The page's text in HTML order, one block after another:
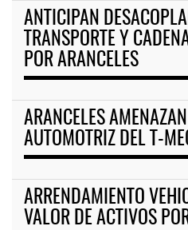
ANTICIPAN
TRANSPORTE Y
POR ARANCELES
ARANCELES
AUTOMOTRIZ DEL T-
ARRENDAMIENTO
VALOR DE ACTIVOS